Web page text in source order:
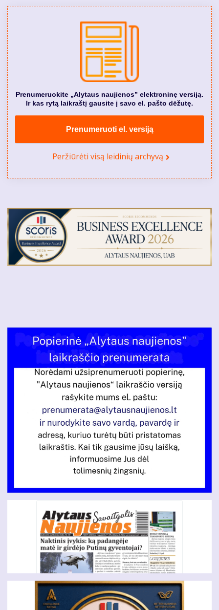
Prenumeruokite „Alytaus naujienos” elektroninę versiją.
Ir kas rytą laikraštį gausite į savo el. pašto dėžutę.
Prenumeruoti el. versiją
Peržiūrėti visą leidinių archyvą